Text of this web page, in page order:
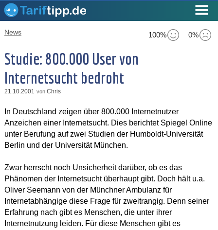
100% 0%
News
Studie: 800.000 User von
Internetsucht bedroht
21.10.2001 von Chris
In Deutschland zeigen über 800.000 Internetnutzer
Anzeichen einer Internetsucht. Dies berichtet Spiegel Online
unter Berufung auf zwei Studien der Humboldt-Universität
Berlin und der Universität München.
Zwar herrscht noch Unsicherheit darüber, ob es das
Phänomen der Internetsucht überhaupt gibt. Doch hält u.a.
Oliver Seemann von der Münchner Ambulanz für
Internetabhängige diese Frage für zweitrangig. Denn seiner
Erfahrung nach gibt es Menschen, die unter ihrer
Internetnutzung leiden. Für diese Menschen gibt es